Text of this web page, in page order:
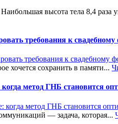
высота тела 8,4 раза
требования к свадебному
хочется сохранить в памяти...
когда метод ГНБ становится
— задача, которая...